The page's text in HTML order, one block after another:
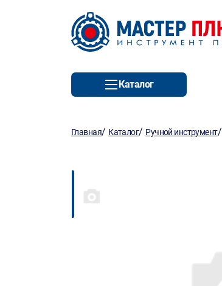
Каталог
Главная/ Каталог/ Ручной инструмент/